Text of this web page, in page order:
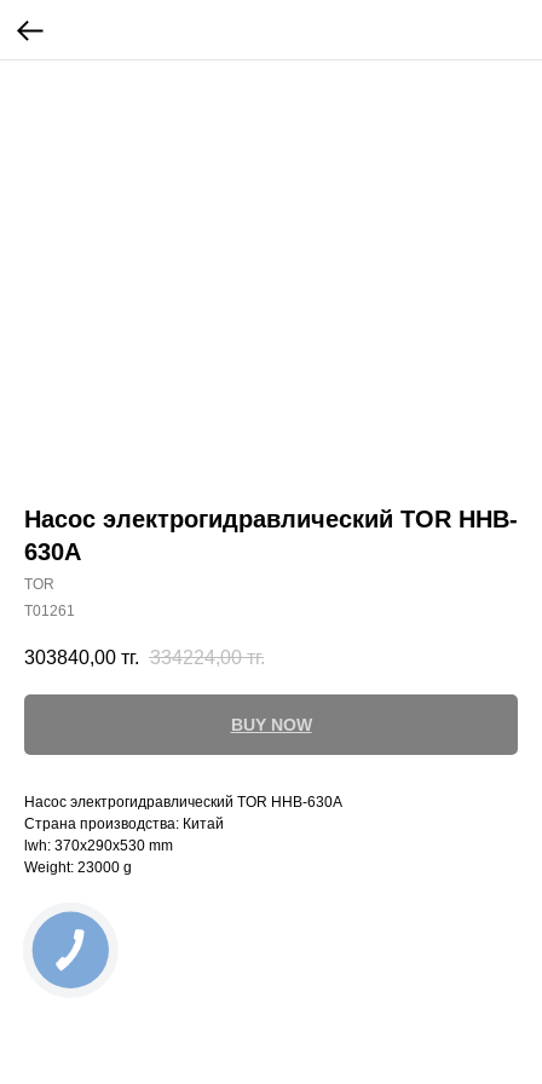
Насос электрогидравлический TOR HHB-
630A
TOR
T01261
303840,00 тг. 334224,00 тг.
BUY NOW
Насос электрогидравлический TOR HHB-630A
Страна производства: Китай
lwh: 370x290x530 mm
Weight: 23000 g